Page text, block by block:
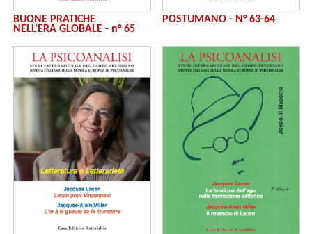
BUONE PRATICHE
NELL'ERA GLOBALE - n° 65
POSTUMANO - N° 63-64